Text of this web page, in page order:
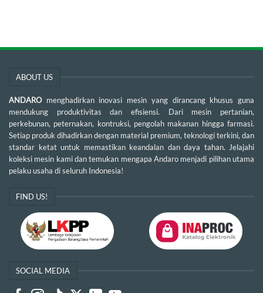
ABOUT US
ANDARO menghadirkan inovasi mesin yang dirancang khusus guna
mendukung produktivitas dan efisiensi. Dari mesin pertanian,
perkebunan, peternakan, kontruksi, pengolah makanan hingga farmasi.
Setiap produk dihadirkan dengan material premium, teknologi terkini, dan
standar ketat untuk memastikan keandalan dan daya tahan. Jelajahi
koleksi mesin kami dan temukan mengapa Andaro menjadi pilihan utama
pelaku usaha di seluruh Indonesia!
FIND US!
SOCIAL MEDIA